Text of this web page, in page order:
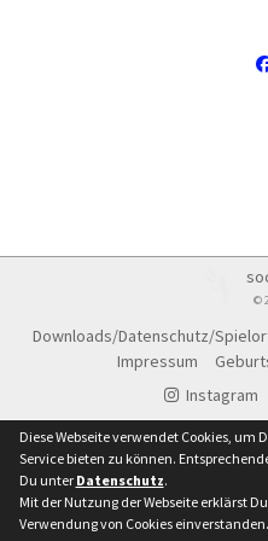
©
Downloads/Datenschutz/
Impressum
Instagram
Diese Webseite verwendet Cookies, um
Service bieten zu können.
Du unter Datenschutz.
Mit der Nutzung der Webseite erklärst
Verwendung von Cookies einverstanden.